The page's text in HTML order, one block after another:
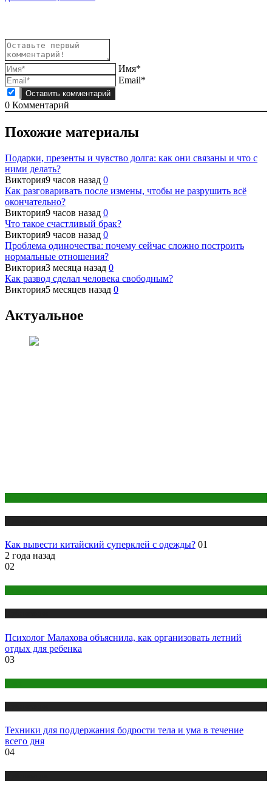
Имя*
Email*
0 Комментарий
Похожие материалы
Подарки, презенты и чувство долга: как они связаны и что с
ними делать?
Виктория9 часов назад 0
Как разговаривать после измены, чтобы не разрушить всё
окончательно?
Виктория9 часов назад 0
Что такое счастливый брак?
Виктория9 часов назад 0
Проблема одиночества: почему сейчас сложно построить
нормальные отношения?
Виктория3 месяца назад 0
Как развод сделал человека свободным?
Виктория5 месяцев назад 0
Актуальное
Как вывести китайский суперклей с одежды? 01
2 года назад
02
Психолог Малахова объяснила, как организовать летний
отдых для ребенка
03
Техники для поддержания бодрости тела и ума в течение
всего дня
04